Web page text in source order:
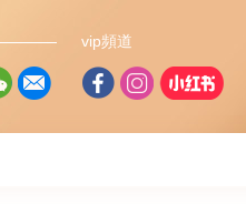
vip頻道